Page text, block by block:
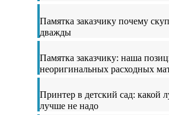
Памятка заказчику почему
дважды
Памятка заказчику: наша
неоригинальных расходных
Принтер в детский сад: какой
лучше не надо